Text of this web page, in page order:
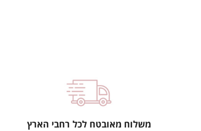
משלוח מאובטח לכל רחבי הארץ